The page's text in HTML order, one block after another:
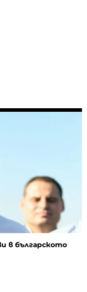
в българското